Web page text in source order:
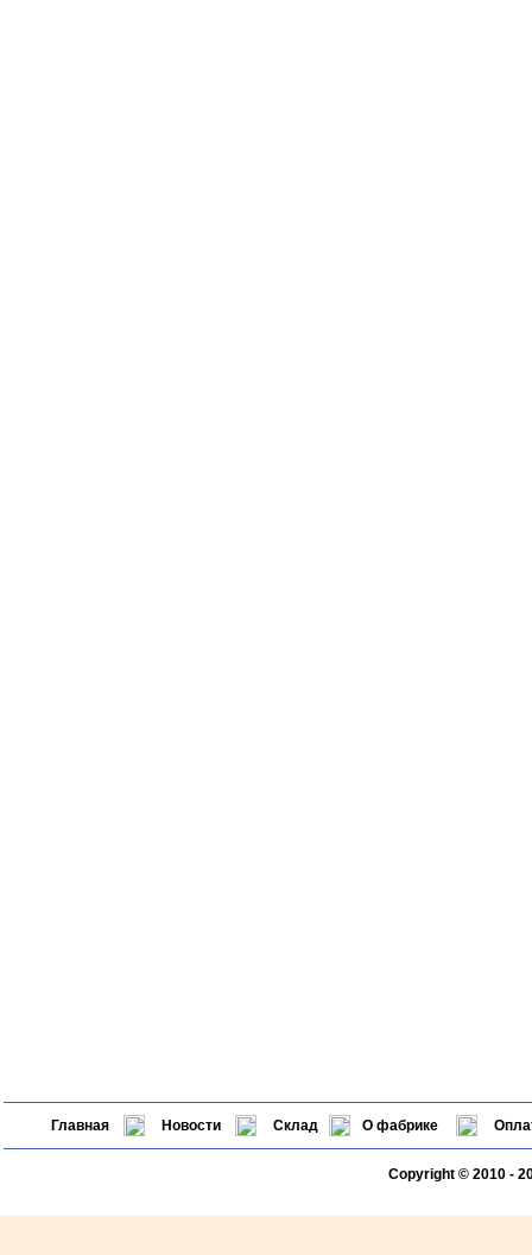
Главная Новости Склад О фабрике
Copyright © 2010 -